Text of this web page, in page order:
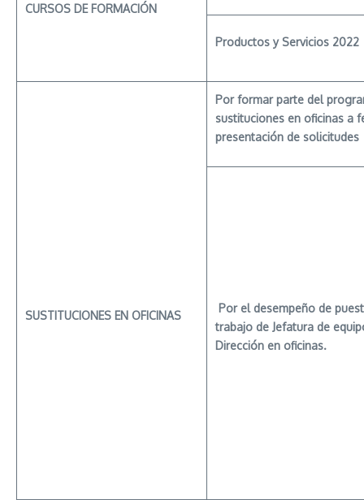
CURSOS DE FORMACIÓN
Productos y Servicios 2022
SUSTITUCIONES EN OFICINAS
Por formar parte del
sustituciones en oficinas a
presentación de solicitudes
Por el desempeño de
trabajo de Jefatura de
Dirección en oficinas.